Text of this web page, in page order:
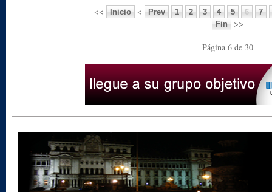
<<
Inicio < Prev 1 2 3 4 5 6
7
Fin
>>
Página 6 de 30